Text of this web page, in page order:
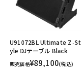
U91072BL Ultimate Z-St
yle DJテーブル Black
販売価格¥89,100(税込)